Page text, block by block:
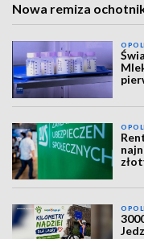
Nowa remiza